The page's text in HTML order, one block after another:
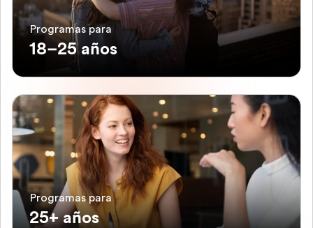
Programas para
18–25 años
Programas para
25+ años